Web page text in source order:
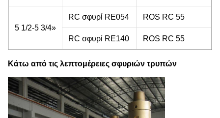
5 1/2-5 3/4»
RC σφυρί RE054 ROS RC 55
RC σφυρί RE140 ROS RC 55
Κάτω από τις λεπτομέρειες σφυριών τρυπών